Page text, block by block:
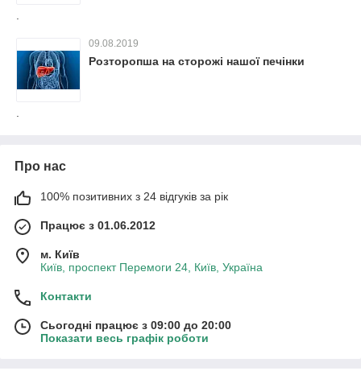
09.08.2019
Розторопша на сторожі нашої печінки
Про нас
100% позитивних з 24 відгуків за рік
Працює з 01.06.2012
м. Київ
Київ, проспект Перемоги 24, Київ, Україна
Контакти
Сьогодні працює з 09:00 до 20:00
Показати весь графік роботи